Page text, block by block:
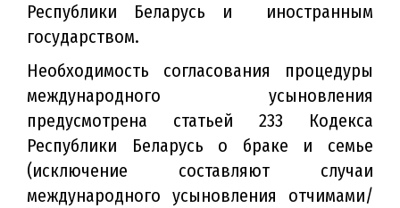
Республики Беларусь и иностранным
государством.
Необходимость согласования процедуры
международного усыновления
предусмотрена статьей 233 Кодекса
Республики Беларусь о браке и семье
(исключение составляют случаи
международного усыновления отчимами/